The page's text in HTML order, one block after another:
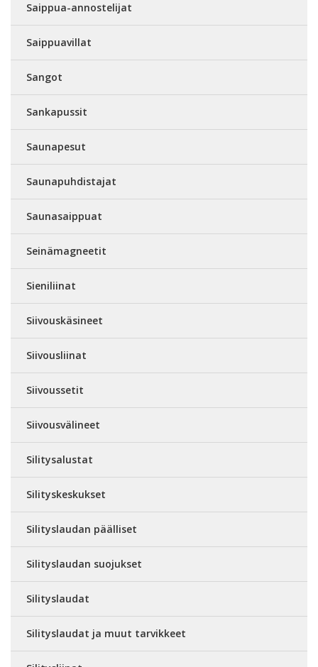
Saippua-annostelijat
Saippuavillat
Sangot
Sankapussit
Saunapesut
Saunapuhdistajat
Saunasaippuat
Seinämagneetit
Sieniliinat
Siivouskäsineet
Siivousliinat
Siivoussetit
Siivousvälineet
Silitysalustat
Silityskeskukset
Silityslaudan päälliset
Silityslaudan suojukset
Silityslaudat
Silityslaudat ja muut tarvikkeet